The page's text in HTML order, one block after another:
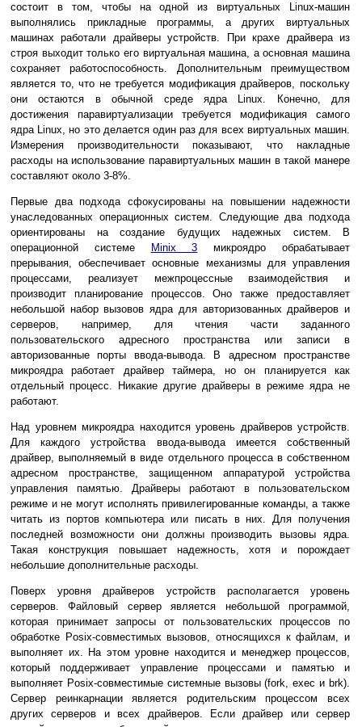
состоит в том, чтобы на одной из виртуальных Linux-машин
выполнялись прикладные программы, а других виртуальных
машинах работали драйверы устройств. При крахе драйвера из
строя выходит только его виртуальная машина, а основная машина
сохраняет работоспособность. Дополнительным преимуществом
является то, что не требуется модификация драйверов, поскольку
они остаются в обычной среде ядра Linux. Конечно, для
достижения паравиртуализации требуется модификация самого
ядра Linux, но это делается один раз для всех виртуальных машин.
Измерения производительности показывают, что накладные
расходы на использование паравиртуальных машин в такой манере
составляют около 3-8%.
Первые два подхода сфокусированы на повышении надежности
унаследованных операционных систем. Следующие два подхода
ориентированы на создание будущих надежных систем. В
операционной системе
Minix 3 микроядро обрабатывает
прерывания, обеспечивает основные механизмы для управления
процессами, реализует межпроцессные взаимодействия и
производит планирование процессов. Оно также предоставляет
небольшой набор вызовов ядра для авторизованных драйверов и
серверов, например, для чтения части заданного
пользовательского адресного пространства или записи в
авторизованные порты ввода-вывода. В адресном пространстве
микроядра работает драйвер таймера, но он планируется как
отдельный процесс. Никакие другие драйверы в режиме ядра не
работают.
Над уровнем микроядра находится уровень драйверов устройств.
Для каждого устройства ввода-вывода имеется собственный
драйвер, выполняемый в виде отдельного процесса в собственном
адресном пространстве, защищенном аппаратурой устройства
управления памятью. Драйверы работают в пользовательском
режиме и не могут исполнять привилегированные команды, а также
читать из портов компьютера или писать в них. Для получения
последней возможности они должны производить вызовы ядра.
Такая конструкция повышает надежность, хотя и порождает
небольшие дополнительные расходы.
Поверх уровня драйверов устройств располагается уровень
серверов. Файловый сервер является небольшой программой,
которая принимает запросы от пользовательских процессов по
обработке Posix-совместимых вызовов, относящихся к файлам, и
выполняет их. На этом уровне находится и менеджер процессов,
который поддерживает управление процессами и памятью и
выполняет Posix-совместимые системные вызовы (fork, exec и brk).
Сервер реинкарнации является родительским процессом всех
других серверов и всех драйверов. Если драйвер или сервер